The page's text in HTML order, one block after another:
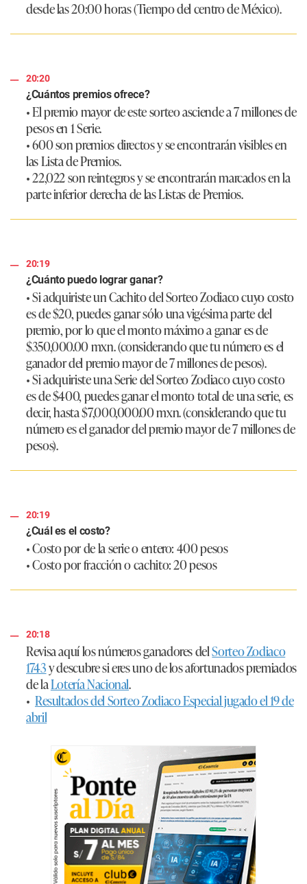
desde las 20:00 horas (Tiempo del centro de México).
20:20
¿Cuántos premios ofrece?
• El premio mayor de este sorteo asciende a 7 millones de
pesos en 1 Serie.
• 600 son premios directos y se encontrarán visibles en
las Lista de Premios.
• 22,022 son reintegros y se encontrarán marcados en la
parte inferior derecha de las Listas de Premios.
20:19
¿Cuánto puedo lograr ganar?
• Si adquiriste un Cachito del Sorteo Zodiaco cuyo costo
es de $20, puedes ganar sólo una vigésima parte del
premio, por lo que el monto máximo a ganar es de
$350,000.00 mxn. (considerando que tu número es el
ganador del premio mayor de 7 millones de pesos).
• Si adquiriste una Serie del Sorteo Zodiaco cuyo costo
es de $400, puedes ganar el monto total de una serie, es
decir, hasta $7,000,000.00 mxn. (considerando que tu
número es el ganador del premio mayor de 7 millones de
pesos).
20:19
¿Cuál es el costo?
• Costo por de la serie o entero: 400 pesos
• Costo por fracción o cachito: 20 pesos
20:18
Revisa aquí los números ganadores delSorteo Zodiaco
1743y descubre si eres uno de los afortunados premiados
de laLotería Nacional.
• Resultados del Sorteo Zodiaco Especial jugado el 19 de
abril